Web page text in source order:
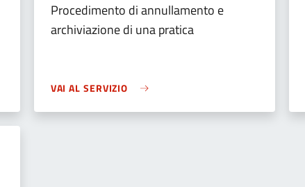
Procedimento di annullamento e
archiviazione di una pratica
VAI AL SERVIZIO